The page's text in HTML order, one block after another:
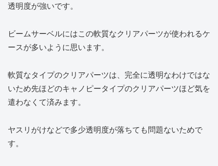
透明度が強いです。
ビームサーベルにはこの軟質なクリアパーツが使われるケ
ースが多いように思います。
軟質なタイプのクリアパーツは、完全に透明なわけではな
いため先ほどのキャノピータイプのクリアパーツほど気を
遣わなくて済みます。
ヤスリがけなどで多少透明度が落ちても問題ないためで
す。